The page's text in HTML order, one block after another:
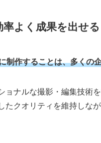
的にリサーチし、分析す
適切に取り入れることで
果的なコンテンツ戦略の